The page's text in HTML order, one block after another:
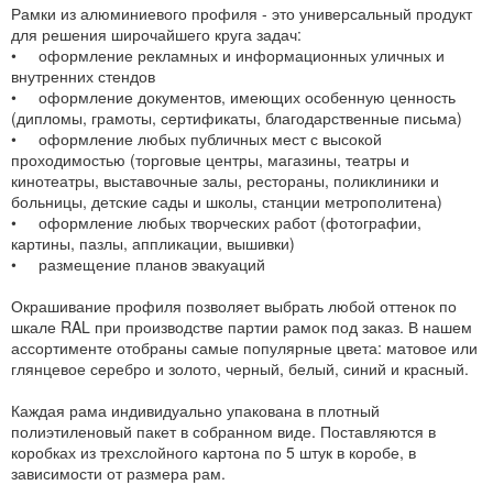
Рамки из алюминиевого профиля - это универсальный продукт
для решения широчайшего круга задач:
• оформление рекламных и информационных уличных и
внутренних стендов
• оформление документов, имеющих особенную ценность
(дипломы, грамоты, сертификаты, благодарственные письма)
• оформление любых публичных мест с высокой
проходимостью (торговые центры, магазины, театры и
кинотеатры, выставочные залы, рестораны, поликлиники и
больницы, детские сады и школы, станции метрополитена)
• оформление любых творческих работ (фотографии,
картины, пазлы, аппликации, вышивки)
• размещение планов эвакуаций
Окрашивание профиля позволяет выбрать любой оттенок по
шкале RAL при производстве партии рамок под заказ. В нашем
ассортименте отобраны самые популярные цвета: матовое или
глянцевое серебро и золото, черный, белый, синий и красный.
Каждая рама индивидуально упакована в плотный
полиэтиленовый пакет в собранном виде. Поставляются в
коробках из трехслойного картона по 5 штук в коробе, в
зависимости от размера рам.